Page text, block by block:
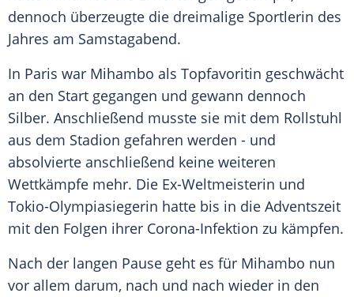
dennoch überzeugte die dreimalige Sportlerin des
Jahres am Samstagabend.
In Paris war Mihambo als Topfavoritin geschwächt
an den Start gegangen und gewann dennoch
Silber. Anschließend musste sie mit dem Rollstuhl
aus dem Stadion gefahren werden - und
absolvierte anschließend keine weiteren
Wettkämpfe mehr. Die Ex-Weltmeisterin und
Tokio-Olympiasiegerin hatte bis in die Adventszeit
mit den Folgen ihrer Corona-Infektion zu kämpfen.
Nach der langen Pause geht es für Mihambo nun
vor allem darum, nach und nach wieder in den